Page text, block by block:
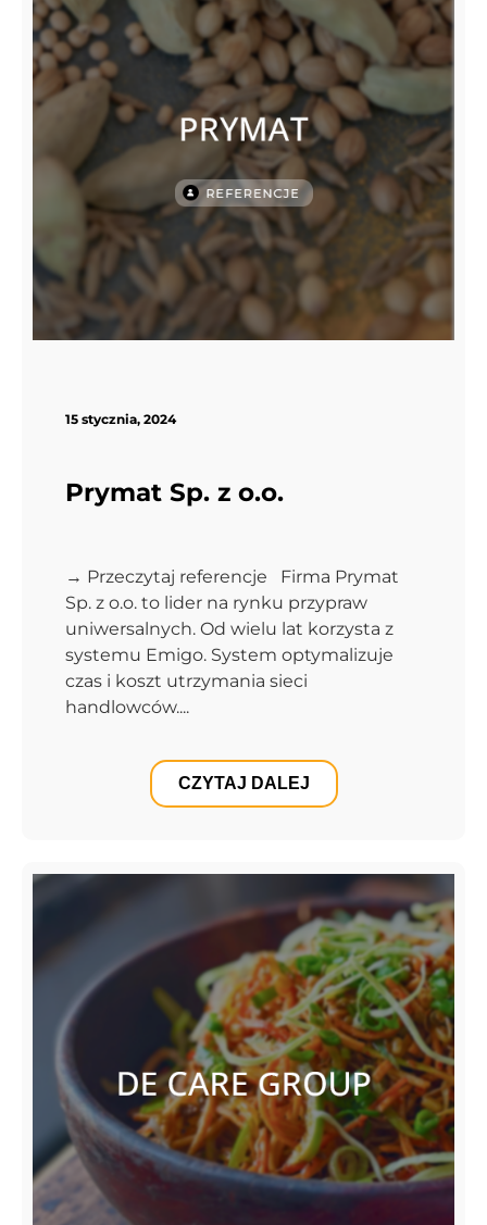
CZYTAJ DALEJ
15 stycznia, 2024
Prymat Sp. z o.o.
→ Przeczytaj referencje Firma Prymat
Sp. z o.o. to lider na rynku przypraw
uniwersalnych. Od wielu lat korzysta z
systemu Emigo. System optymalizuje
czas i koszt utrzymania sieci
handlowców....